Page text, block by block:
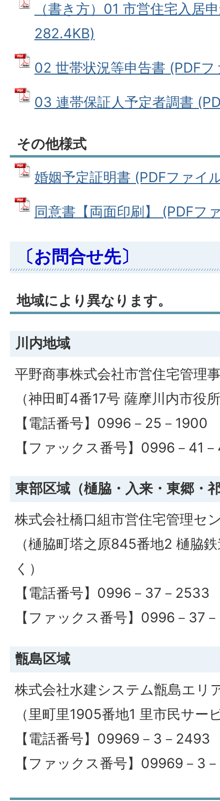
（書き方）01 市営住宅入居
282.4KB)
02 世帯状況等申告書 (PDF
03 連帯保証人予定者調書
その他様式
婚姻予定証明書 (PDFファイ
同意書【両面印刷】 (PDFフ
〔お問合せ先〕
地域により異なります。
川内地域
平野商事株式会社市営住宅管理
（神田町4番17号 薩摩川内市役
【電話番号】0996－25－1900
【ファックス番号】0996－41
東部区域（樋脇・入来・東郷・
株式会社橋口組市営住宅管理セ
（樋脇町塔之原845番地2 樋脇
く）
【電話番号】0996－37－2533
【ファックス番号】0996－37
甑島区域
株式会社水建システム甑島エリ
（里町里1905番地1 里市民サー
【電話番号】09969－3－2493
【ファックス番号】09969－3